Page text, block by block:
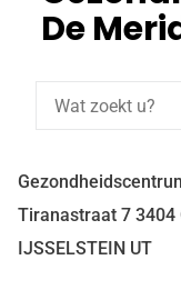
De
Tiranastraat 7 3404
IJSSELSTEIN UT